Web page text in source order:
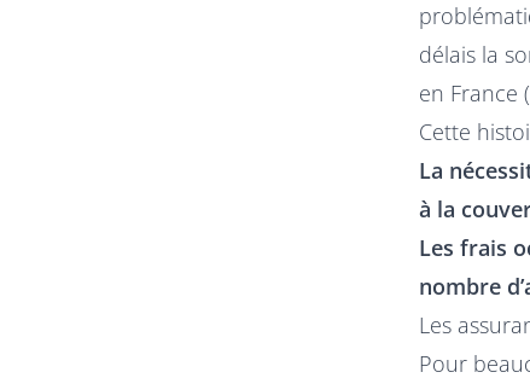
délais la
en France
Cette
La
à la
Les frais
nombre
Les
Pour